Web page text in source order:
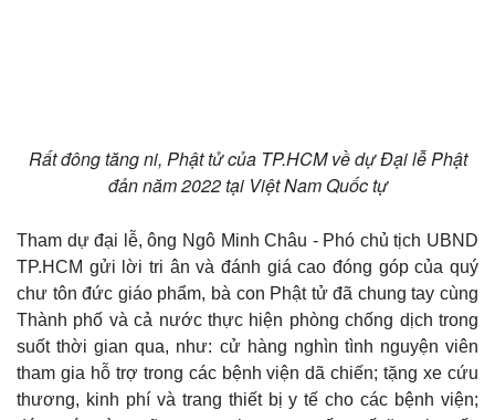
Rất đông tăng ni, Phật tử của TP.HCM về dự Đại lễ Phật
đản năm 2022 tại Việt Nam Quốc tự
Tham dự đại lễ, ông Ngô Minh Châu - Phó chủ tịch UBND
TP.HCM gửi lời tri ân và đánh giá cao đóng góp của quý
chư tôn đức giáo phẩm, bà con Phật tử đã chung tay cùng
Thành phố và cả nước thực hiện phòng chống dịch trong
suốt thời gian qua, như: cử hàng nghìn tình nguyện viên
tham gia hỗ trợ trong các bệnh viện dã chiến; tặng xe cứu
thương, kinh phí và trang thiết bị y tế cho các bệnh viện;